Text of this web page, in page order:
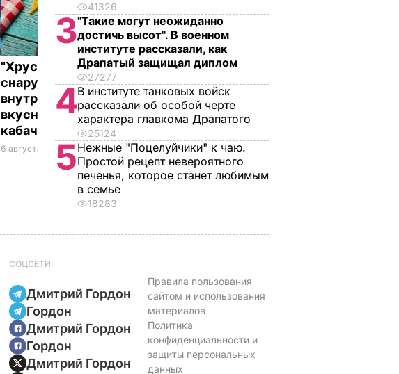
"Хрустящие
снаружи и нежные
внутри". Самые
вкусные жареные
кабачки
6 августа, 18.09БУЛЬВАР
Жену Роналду
назвали толстой. Что
сказал ее обидчикам
футболист
41326
3"Такие могут неожиданно
достичь высот". В военном
институте рассказали, как
Драпатый защищал диплом
27277
4В институте танковых войск
рассказали об особой черте
характера главкома Драпатого
25124
5Нежные "Поцелуйчики" к чаю.
Простой рецепт невероятного
печенья, которое станет любимым
в семье
18283
СОЦСЕТИ
Дмитрий Гордон
Гордон
Дмитрий Гордон
Гордон
Дмитрий Гордон
Правила пользования
сайтом и использования
материалов
Политика
конфиденциальности и
защиты персональных
данных